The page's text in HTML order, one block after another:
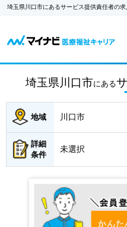
埼玉県川口市にあるサービス提供責任者の求
埼玉県川口市にある
地域 川口市
詳細
条件
未選択